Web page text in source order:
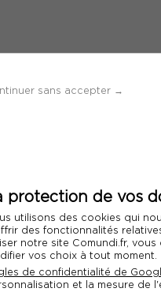
sans accepter →
protection de vos
utilisons des cookies qui
des fonctionnalités
notre site Comundi.fr,
vos choix à tout moment.
de confidentialité de
et la mesure de
la fonction RH